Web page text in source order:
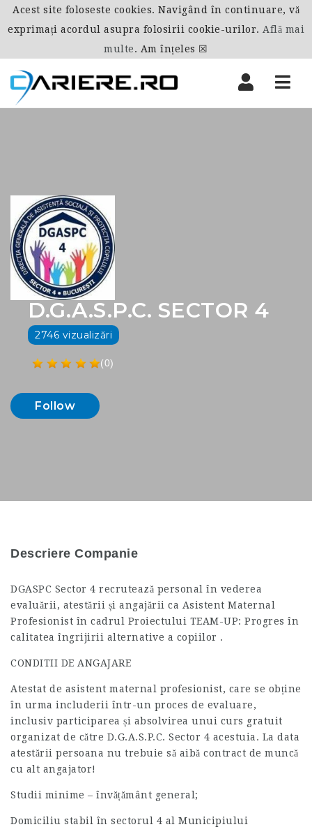
D.G.A.S.P.C. SECTOR 4
2746 vizualizări
(0)
Follow
Descriere Companie
DGASPC Sector 4 recrutează personal în vederea
evaluării, atestării și angajării ca Asistent Maternal
Profesionist în cadrul Proiectului TEAM-UP: Progres în
calitatea îngrijirii alternative a copiilor .
CONDITII DE ANGAJARE
Atestat de asistent maternal profesionist, care se obține
în urma includerii într-un proces de evaluare,
inclusiv participarea și absolvirea unui curs gratuit
organizat de către D.G.A.S.P.C. Sector 4 acestuia. La data
atestării persoana nu trebuie să aibă contract de muncă
cu alt angajator!
Studii minime – învățământ general;
Domiciliu stabil în sectorul 4 al Municipiului
Acest site foloseste cookies. Navigând în continuare, vă
exprimați acordul asupra folosirii cookie-urilor. Află mai
multe. Am înțeles ☒